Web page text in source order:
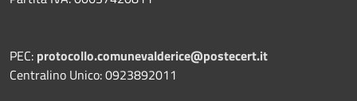
PEC: protocollo.comunevalderice@postecert.it
Centralino Unico: 0923892011